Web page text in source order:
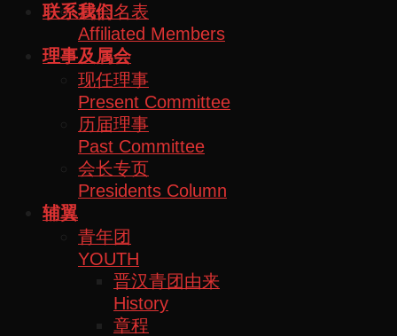
联系我们属会名表
Affiliated Members
理事及属会
现任理事
Present Committee
历届理事
Past Committee
会长专页
Presidents Column
辅翼
青年团
YOUTH
晋汉青团由来
History
章程